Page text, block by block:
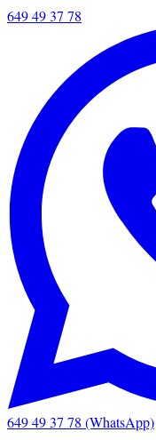
649 49 37 78
649 49 37 78 (WhatsApp)